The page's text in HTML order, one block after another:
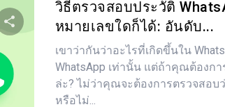
แบ่งปันบทความนี้
วิธีตรวจสอบประวัติ
หมายเลขใดก็ได้: อันดับ...
เขาว่ากันว่าอะไรที่เกิดขึ้นใน
WhatsApp เท่านั้น แต่ถ้าคุณต้องก
ล่ะ? ไม่ว่าคุณจะต้องการตรวจสอบ
หรือไม่...